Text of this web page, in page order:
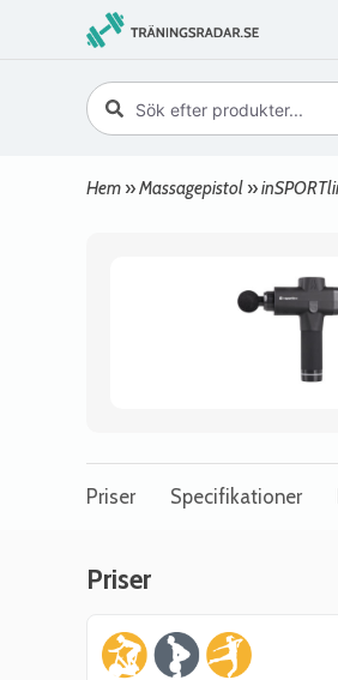
Hem »Massagepistol »
Priser Specifikationer
Priser